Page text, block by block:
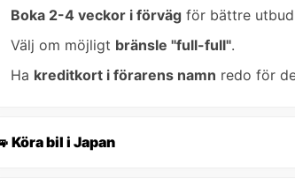
Boka 2-4 veckor i förväg för bättre
Välj om möjligt bränsle "full-full".
Ha kreditkort i förarens namn redo för
Köra bil i Japan